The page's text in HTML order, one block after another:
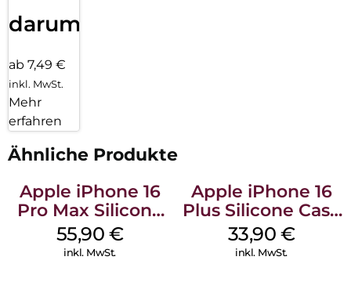
darum!
ab 7,49 €
inkl. MwSt.
Mehr
erfahren
Ähnliche Produkte
Apple iPhone 16
Pro Max Silicone
Case MagSafe
Stone Gray
55,90 €
inkl. MwSt.
Apple iPhone 16
Plus Silicone Case
MagSafe Lake
Green
33,90 €
inkl. MwSt.